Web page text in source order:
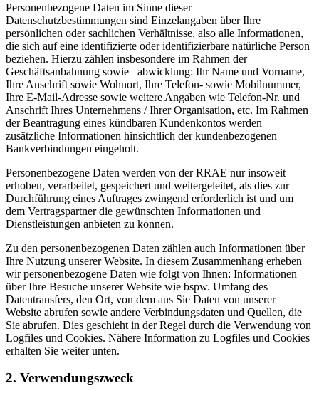
Personenbezogene Daten im Sinne dieser
Datenschutzbestimmungen sind Einzelangaben über Ihre
persönlichen oder sachlichen Verhältnisse, also alle Informationen,
die sich auf eine identifizierte oder identifizierbare natürliche Person
beziehen. Hierzu zählen insbesondere im Rahmen der
Geschäftsanbahnung sowie –abwicklung: Ihr Name und Vorname,
Ihre Anschrift sowie Wohnort, Ihre Telefon- sowie Mobilnummer,
Ihre E-Mail-Adresse sowie weitere Angaben wie Telefon-Nr. und
Anschrift Ihres Unternehmens / Ihrer Organisation, etc. Im Rahmen
der Beantragung eines kündbaren Kundenkontos werden
zusätzliche Informationen hinsichtlich der kundenbezogenen
Bankverbindungen eingeholt.
Personenbezogene Daten werden von der RRAE nur insoweit
erhoben, verarbeitet, gespeichert und weitergeleitet, als dies zur
Durchführung eines Auftrages zwingend erforderlich ist und um
dem Vertragspartner die gewünschten Informationen und
Dienstleistungen anbieten zu können.
Zu den personenbezogenen Daten zählen auch Informationen über
Ihre Nutzung unserer Website. In diesem Zusammenhang erheben
wir personenbezogene Daten wie folgt von Ihnen: Informationen
über Ihre Besuche unserer Website wie bspw. Umfang des
Datentransfers, den Ort, von dem aus Sie Daten von unserer
Website abrufen sowie andere Verbindungsdaten und Quellen, die
Sie abrufen. Dies geschieht in der Regel durch die Verwendung von
Logfiles und Cookies. Nähere Information zu Logfiles und Cookies
erhalten Sie weiter unten.
2. Verwendungszweck